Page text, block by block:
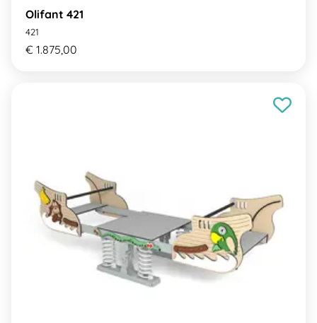
Olifant 421
421
€ 1.875,00